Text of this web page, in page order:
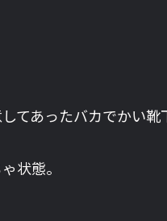
てあったバカでかい
状態。